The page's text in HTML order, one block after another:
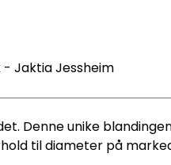
- Jaktia Jessheim
Denne unike
til diameter på